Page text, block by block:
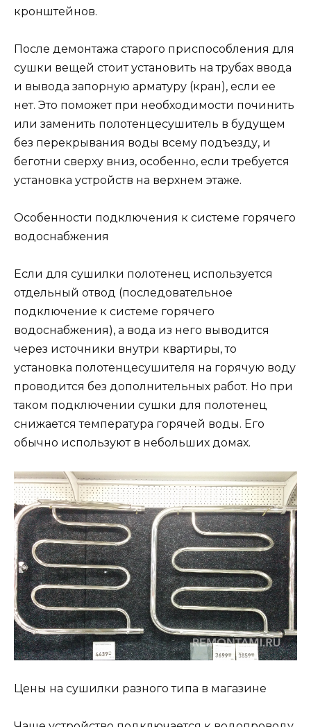
кронштейнов.
После демонтажа старого приспособления для
сушки вещей стоит установить на трубах ввода
и вывода запорную арматуру (кран), если ее
нет. Это поможет при необходимости починить
или заменить полотенцесушитель в будущем
без перекрывания воды всему подъезду, и
беготни сверху вниз, особенно, если требуется
установка устройств на верхнем этаже.
Особенности подключения к системе горячего
водоснабжения
Если для сушилки полотенец используется
отдельный отвод (последовательное
подключение к системе горячего
водоснабжения), а вода из него выводится
через источники внутри квартиры, то
установка полотенцесушителя на горячую воду
проводится без дополнительных работ. Но при
таком подключении сушки для полотенец
снижается температура горячей воды. Его
обычно используют в небольших домах.
Цены на сушилки разного типа в магазине